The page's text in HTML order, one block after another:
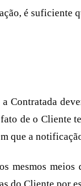
é suficiente
Contratada
de o Cliente
que a
mesmos